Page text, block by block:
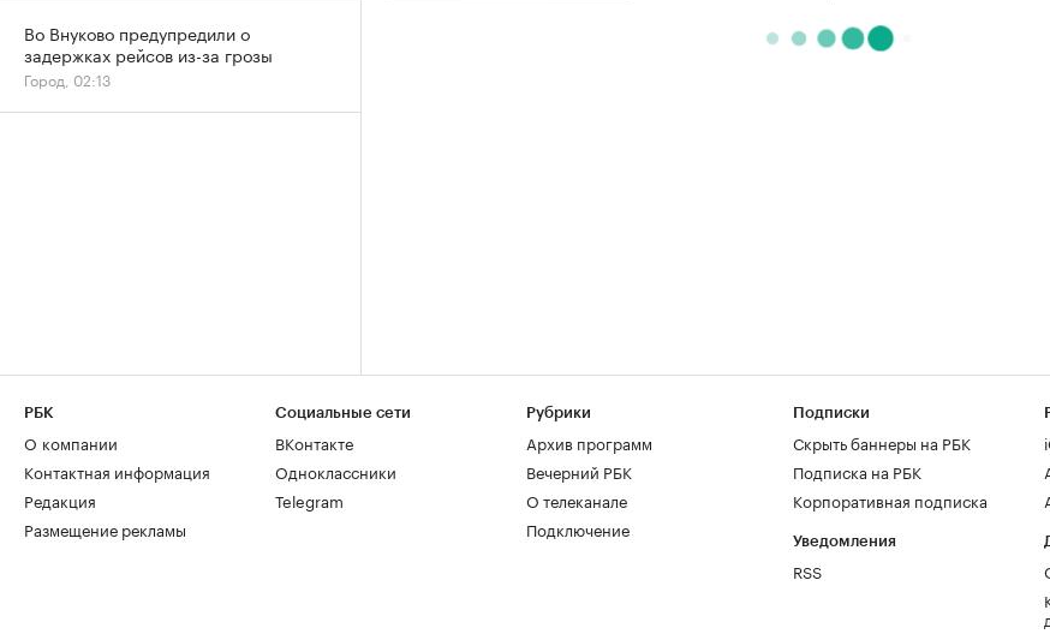
Во Внуково предупредили о
задержках рейсов из-за грозы
Город, 02:13
РБК
О компании
Контактная информация
Редакция
Размещение рекламы
Социальные сети
ВКонтакте
Одноклассники
Telegram
Рубрики
Архив программ
Вечерний РБК
О телеканале
Подключение
Подписки
Скрыть баннеры на РБК
Подписка на РБК
Корпоративная подписка
Уведомления
RSS